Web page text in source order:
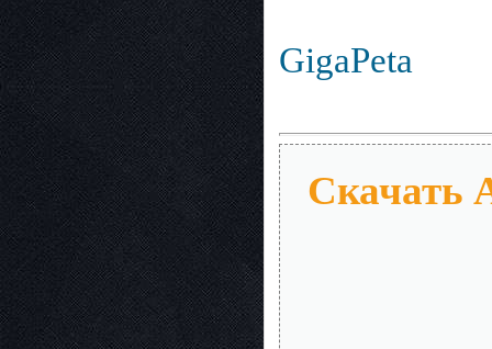
GigaPeta
Скачать